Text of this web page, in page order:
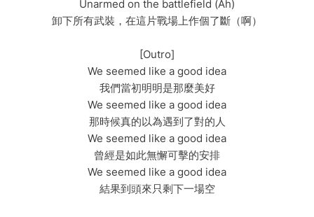
Unarmed on the battlefield (Ah)
卸下所有武裝，在這片戰場上作個了斷（啊）
[Outro]
We seemed like a good idea
我們當初明明是那麼美好
We seemed like a good idea
那時候真的以為遇到了對的人
We seemed like a good idea
曾經是如此無懈可擊的安排
We seemed like a good idea
結果到頭來只剩下一場空